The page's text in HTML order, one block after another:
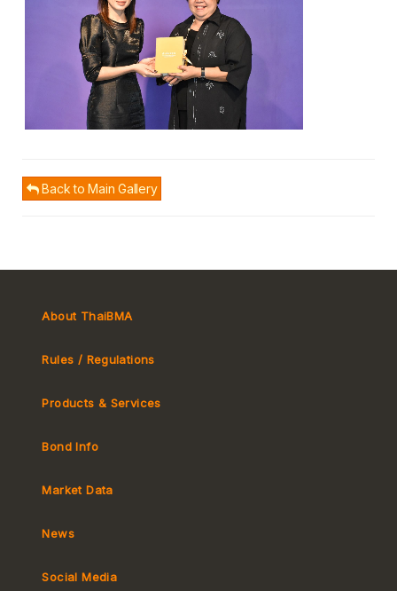
Back to Main Gallery
About ThaiBMA
Rules / Regulations
Market Convention
Products & Services
Bond Info
Market Data
Yield Curve
Non-resident Flows
News
Social Media